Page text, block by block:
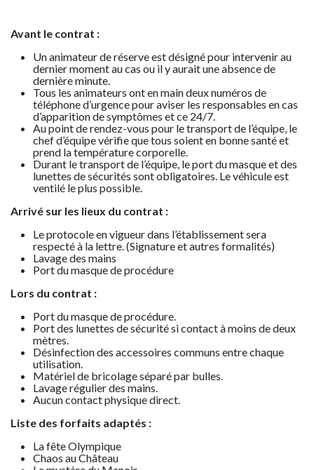
Avant le contrat :
Un animateur de réserve est désigné pour intervenir au
dernier moment au cas ou il y aurait une absence de
dernière minute.
Tous les animateurs ont en main deux numéros de
téléphone d’urgence pour aviser les responsables en cas
d’apparition de symptômes et ce 24/7.
Au point de rendez-vous pour le transport de l’équipe, le
chef d’équipe vérifie que tous soient en bonne santé et
prend la température corporelle.
Durant le transport de l’équipe, le port du masque et des
lunettes de sécurités sont obligatoires. Le véhicule est
ventilé le plus possible.
Arrivé sur les lieux du contrat :
Le protocole en vigueur dans l’établissement sera
respecté à la lettre. (Signature et autres formalités)
Lavage des mains
Port du masque de procédure
Lors du contrat :
Port du masque de procédure.
Port des lunettes de sécurité si contact à moins de deux
mètres.
Désinfection des accessoires communs entre chaque
utilisation.
Matériel de bricolage séparé par bulles.
Lavage régulier des mains.
Aucun contact physique direct.
Liste des forfaits adaptés :
La fête Olympique
Chaos au Château